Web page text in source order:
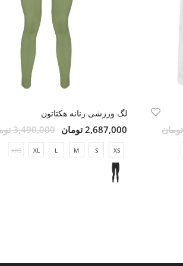
لگ ورزشی زنانه هکتاتون
2,687,000 تومان 3,490,000 تومان
XS
S
M
L
XL
XXS